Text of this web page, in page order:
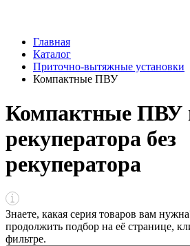
Главная
Каталог
Приточно-вытяжные установки
Компактные ПВУ
Компактные ПВУ
рекуператора без
рекуператора
Знаете, какая серия товаров вам
продолжить подбор на её странице,
фильтре.